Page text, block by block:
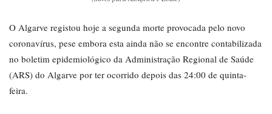
O Algarve registou hoje a segunda morte provocada pelo novo
coronavírus, pese embora esta ainda não se encontre contabilizada
no boletim epidemiológico da Administração Regional de Saúde
(ARS) do Algarve por ter ocorrido depois das 24:00 de quinta-
feira.